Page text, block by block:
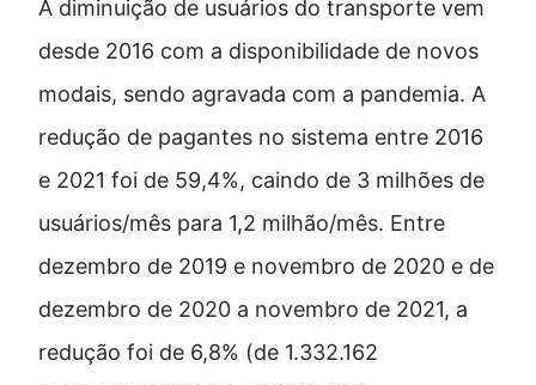
A diminuição de usuários do transporte vem
desde 2016 com a disponibilidade de novos
modais, sendo agravada com a pandemia. A
redução de pagantes no sistema entre 2016
e 2021 foi de 59,4%, caindo de 3 milhões de
usuários/mês para 1,2 milhão/mês. Entre
dezembro de 2019 e novembro de 2020 e de
dezembro de 2020 a novembro de 2021, a
redução foi de 6,8% (de 1.332.162